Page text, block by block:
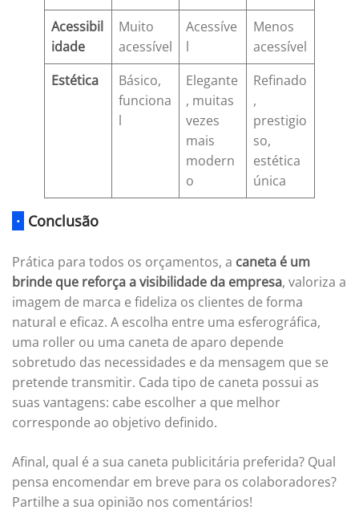
Acessibil
idade
Muito
acessível
Acessíve
l
Menos
acessível
Estética
Básico,
funciona
l
Elegante
, muitas
vezes
mais
modern
o
Refinado
,
prestigio
so,
estética
única
· Conclusão
Prática para todos os orçamentos, a caneta é um
brinde que reforça a visibilidade da empresa, valoriza a
imagem de marca e fideliza os clientes de forma
natural e eficaz. A escolha entre uma esferográfica,
uma roller ou uma caneta de aparo depende
sobretudo das necessidades e da mensagem que se
pretende transmitir. Cada tipo de caneta possui as
suas vantagens: cabe escolher a que melhor
corresponde ao objetivo definido.
Afinal, qual é a sua caneta publicitária preferida? Qual
pensa encomendar em breve para os colaboradores?
Partilhe a sua opinião nos comentários!